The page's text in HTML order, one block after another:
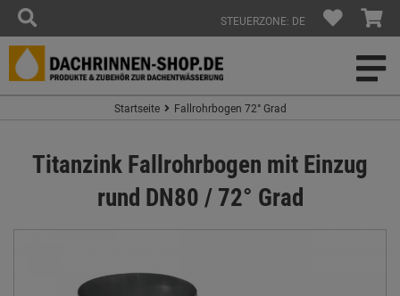
STEUERZONE: DE
Startseite Fallrohrbogen 72° Grad
Titanzink Fallrohrbogen mit Einzug
rund DN80 / 72° Grad